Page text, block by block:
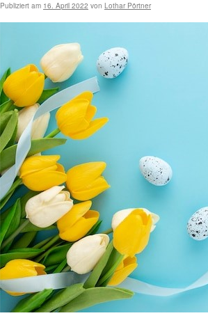
Publiziert am 16. April 2022 von Lothar Pörtner